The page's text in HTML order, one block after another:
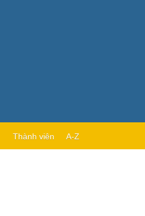
Thành viên A-Z